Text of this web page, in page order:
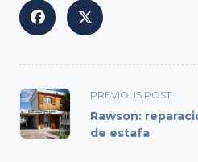
<span
class="nav-
subtitle
PREVIOUS POST
Rawson:
de estafa